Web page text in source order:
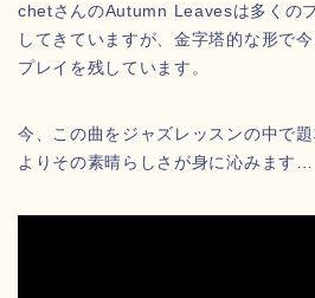
chetさんのAutumn Leavesは多くの
してきていますが、金字塔的な形で
プレイを残しています。
今、この曲をジャズレッスンの中で
よりその素晴らしさが身に沁みます…